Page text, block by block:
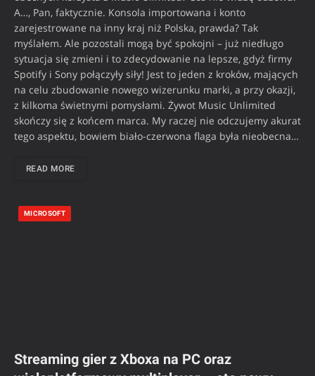
A…, Pan, faktycznie. Konsola importowana i konto
zarejestrowane na inny kraj niż Polska, prawda? Tak
myślałem. Ale pozostali mogą być spokojni – już niedługo
sytuacja się zmieni i to zdecydowanie na lepsze, gdyż firmy
Spotify i Sony połączyły siły! Jest to jeden z kroków, mających
na celu zbudowanie nowego wizerunku marki, a przy okazji,
z kilkoma świetnymi pomysłami. Żywot Music Unlimited
skończy się z końcem marca. My raczej nie odczujemy akurat
tego aspektu, bowiem biało-czerwona flaga była nieobecna…
READ MORE
MICROSOFT
Streaming gier z Xboxa na PC oraz